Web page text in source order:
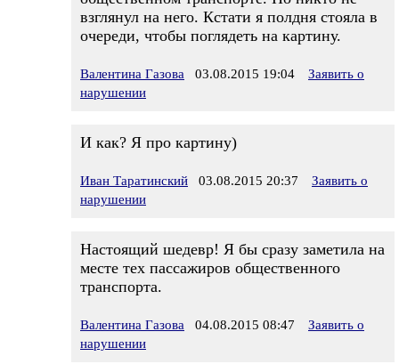
взглянул на него. Кстати я полдня стояла в
очереди, чтобы поглядеть на картину.
Валентина Газова 03.08.2015 19:04
Заявить о
нарушении
И как? Я про картину)
Иван Таратинский 03.08.2015 20:37
Заявить о
нарушении
Настоящий шедевр! Я бы сразу заметила на
месте тех пассажиров общественного
транспорта.
Валентина Газова 04.08.2015 08:47
Заявить о
нарушении